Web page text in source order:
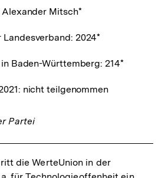
Mitsch*
Landesverband: 2024*
Baden-Württemberg: 214*
nicht teilgenommen
Partei
die WerteUnion in der